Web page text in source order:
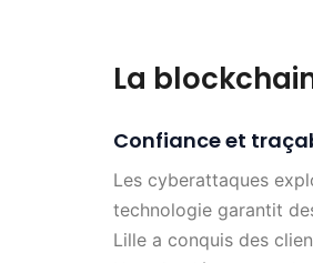
La
Confiance et
Les cyberattaques
technologie garantit
Lille a conquis des